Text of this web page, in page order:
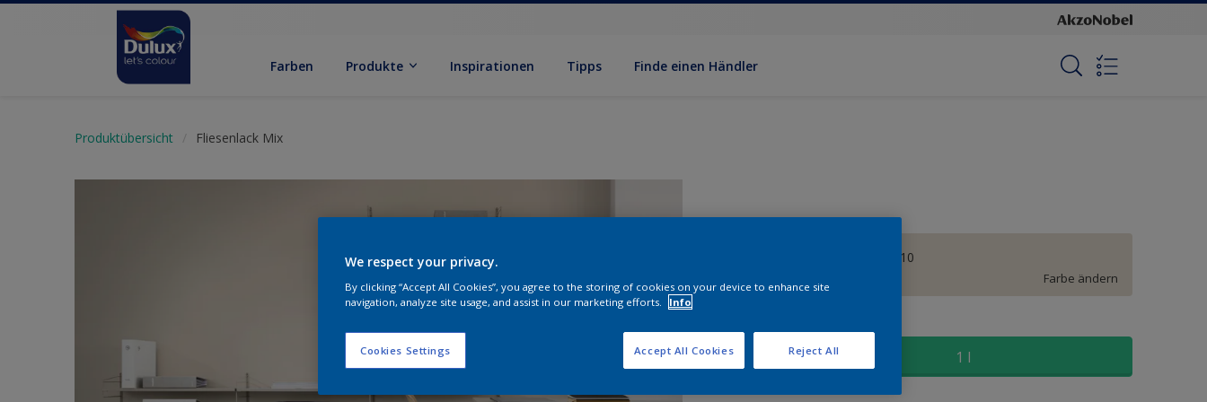
Farben Produkte Inspirationen Tipps Finde einen Händler
Produktübersicht Fliesenlack Mix
Clear Brown B10
Farbe ändern
1 l
We respect your privacy.
By clicking “Accept All Cookies”, you agree to the storing of cookies on your device to enhance site
navigation, analyze site usage, and assist in our marketing efforts.
Info
Cookies Settings Reject All
Accept All Cookies